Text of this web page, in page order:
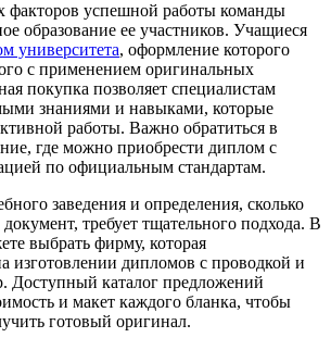
успешной работы команды
образование ее участников. Учащиеся
университета, оформление которого
с применением оригинальных
покупка позволяет специалистам
знаниями и навыками, которые
работы. Важно обратиться в
где можно приобрести диплом с
по официальным стандартам.
заведения и определения, сколько
требует тщательного подхода. В
выбрать фирму, которая
изготовлении дипломов с проводкой и
Доступный каталог предложений
и макет каждого бланка, чтобы
готовый оригинал.